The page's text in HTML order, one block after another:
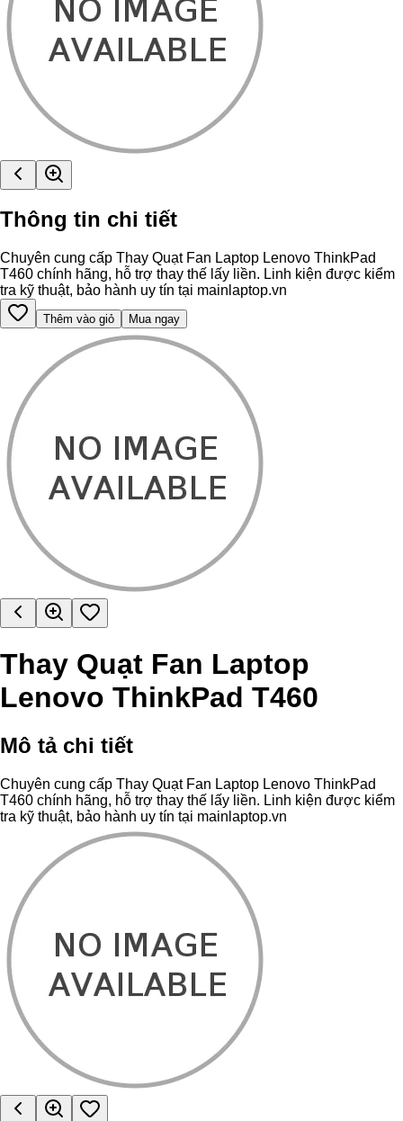
Thông tin chi tiết
Chuyên cung cấp Thay Quạt Fan Laptop Lenovo ThinkPad
T460 chính hãng, hỗ trợ thay thế lấy liền. Linh kiện được kiểm
tra kỹ thuật, bảo hành uy tín tại mainlaptop.vn
Thêm vào giỏ Mua ngay
Thay Quạt Fan Laptop
Lenovo ThinkPad T460
Mô tả chi tiết
Chuyên cung cấp Thay Quạt Fan Laptop Lenovo ThinkPad
T460 chính hãng, hỗ trợ thay thế lấy liền. Linh kiện được kiểm
tra kỹ thuật, bảo hành uy tín tại mainlaptop.vn